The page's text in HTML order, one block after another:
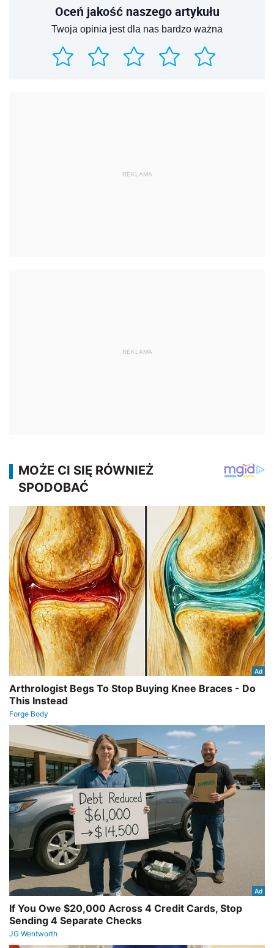
Oceń jakość naszego artykułu
Twoja opinia jest dla nas bardzo ważna
REKLAMA
REKLAMA